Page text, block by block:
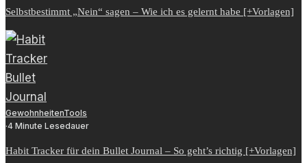
Selbstbestimmt „Nein“ sagen – Wie ich es gelernt habe [+Vorlagen]
GewohnheitenTools
·4 Minute Lesedauer
Habit Tracker für dein Bullet Journal – So geht’s richtig [+Vorlagen]